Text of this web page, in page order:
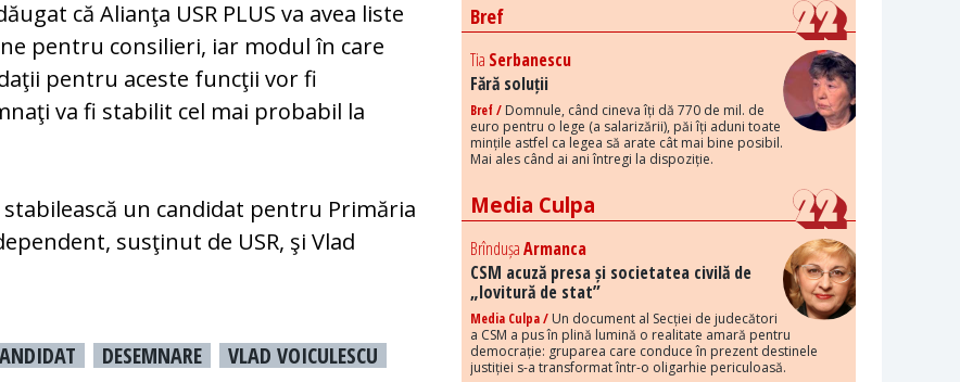
că Alianţa USR PLUS va avea liste
pentru consilieri, iar modul în care
pentru aceste funcţii vor fi
va fi stabilit cel mai probabil la
stabilească un candidat pentru Primăria
susţinut de USR, şi Vlad
DESEMNARE
VLAD VOICULESCU
Bref
Tia Serbanescu
Fără soluții
Bref / Domnule, când cineva îți dă 770 de mil. de
euro pentru o lege (a salarizării), păi îți aduni toate
mințile astfel ca legea să arate cât mai bine posibil.
Mai ales când ai ani întregi la dispoziție.
Media Culpa
BrîndușaArmanca
CSM acuză presa și societatea civilă de
„lovitură de stat”
Media Culpa / Un document al Secției de judecători
a CSM a pus în plină lumină o realitate amară pentru
democrație: gruparea care conduce în prezent destinele
justiției s-a transformat într-o oligarhie periculoasă.